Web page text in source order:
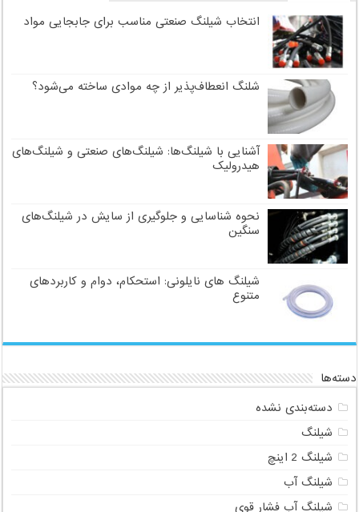
برچسب
انتخاب شیلنگ صنعتی مناسب برای جابجایی مواد
شلنگ انعطاف‌پذیر از چه موادی ساخته می‌شود؟
آشنایی با شیلنگ‌ها: شیلنگ‌های صنعتی و شیلنگ‌های
هیدرولیک
نحوه شناسایی و جلوگیری از سایش در شیلنگ‌های
سنگین
شیلنگ های نایلونی: استحکام، دوام و کاربردهای
متنوع
دسته‌ها
دسته‌بندی نشده
شیلنگ
شیلنگ 2 اینچ
شیلنگ آب
شیلنگ آب فشار قوی